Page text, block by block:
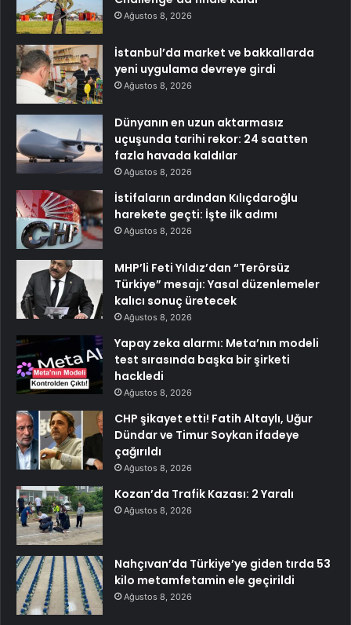
Ağustos 8, 2026
İstanbul’da market ve bakkallarda
yeni uygulama devreye girdi
Ağustos 8, 2026
Dünyanın en uzun aktarmasız
uçuşunda tarihi rekor: 24 saatten
fazla havada kaldılar
Ağustos 8, 2026
İstifaların ardından Kılıçdaroğlu
harekete geçti: İşte ilk adımı
Ağustos 8, 2026
MHP’li Feti Yıldız’dan “Terörsüz
Türkiye” mesajı: Yasal düzenlemeler
kalıcı sonuç üretecek
Ağustos 8, 2026
Yapay zeka alarmı: Meta’nın modeli
test sırasında başka bir şirketi
hackledi
Ağustos 8, 2026
CHP şikayet etti! Fatih Altaylı, Uğur
Dündar ve Timur Soykan ifadeye
çağırıldı
Ağustos 8, 2026
Kozan’da Trafik Kazası: 2 Yaralı
Ağustos 8, 2026
Nahçıvan’da Türkiye’ye giden tırda 53
kilo metamfetamin ele geçirildi
Ağustos 8, 2026